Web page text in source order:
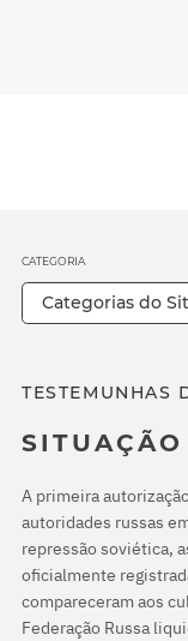
TESTEMUNHAS
A primeira
autoridades russas
repressão soviética,
oficialmente
compareceram aos
Federação Russa
CATEGORIA
Categorias do